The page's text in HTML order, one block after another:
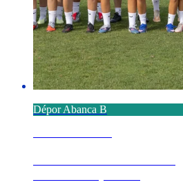
Dépor Abanca B